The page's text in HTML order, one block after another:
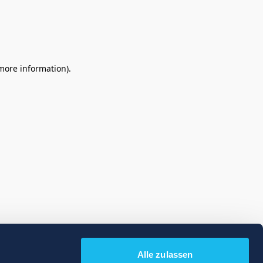
Alle zulassen
information).